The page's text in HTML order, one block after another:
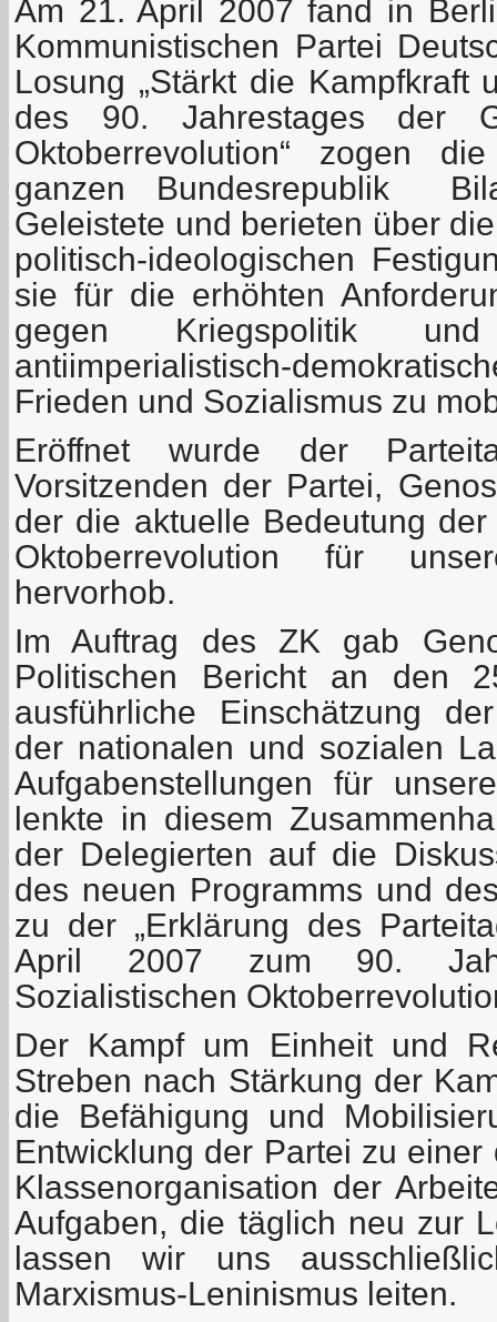
Am 21. April 2007 fand in
Kommunistischen Partei
Losung „Stärkt die Kampfkraft
des 90. Jahrestages der
Oktoberrevolution“ zogen
ganzen Bundesrepublik
Geleistete und berieten über
politisch-ideologischen
sie für die erhöhten
gegen Kriegspolitik
antiimperialistisch-
Frieden und Sozialismus zu
Eröffnet wurde der
Vorsitzenden der Partei,
der die aktuelle Bedeutung
Oktoberrevolution für
hervorhob.
Im Auftrag des ZK gab
Politischen Bericht an den
ausführliche Einschätzung
der nationalen und sozialen
Aufgabenstellungen für
lenkte in diesem
der Delegierten auf die
des neuen Programms und
zu der „Erklärung des
April 2007 zum 90.
Sozialistischen
Der Kampf um Einheit und
Streben nach Stärkung der
die Befähigung und
Entwicklung der Partei zu
Klassenorganisation der
Aufgaben, die täglich neu zur
lassen wir uns
Marxismus-Leninismus leiten.